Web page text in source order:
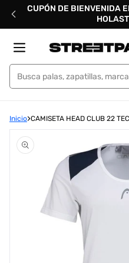
directamente
CUPÓN DE BIENVENIDA
Street Padel
Inicio CAMISETA HEAD CLUB 22
elemento
multimedia